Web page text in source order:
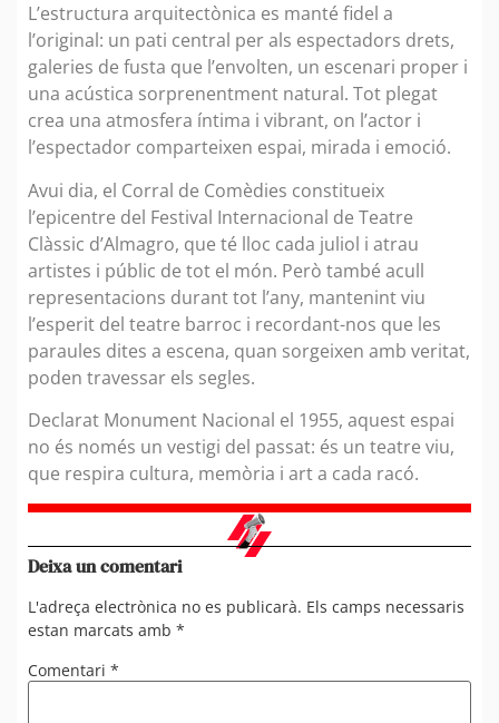
L’estructura arquitectònica es manté fidel a
l’original: un pati central per als espectadors drets,
galeries de fusta que l’envolten, un escenari proper i
una acústica sorprenentment natural. Tot plegat
crea una atmosfera íntima i vibrant, on l’actor i
l’espectador comparteixen espai, mirada i emoció.
Avui dia, el Corral de Comèdies constitueix
l’epicentre del Festival Internacional de Teatre
Clàssic d’Almagro, que té lloc cada juliol i atrau
artistes i públic de tot el món. Però també acull
representacions durant tot l’any, mantenint viu
l’esperit del teatre barroc i recordant-nos que les
paraules dites a escena, quan sorgeixen amb veritat,
poden travessar els segles.
Declarat Monument Nacional el 1955, aquest espai
no és només un vestigi del passat: és un teatre viu,
que respira cultura, memòria i art a cada racó.
Deixa un comentari
L'adreça electrònica no es publicarà. Els camps necessaris
estan marcats amb *
Comentari *